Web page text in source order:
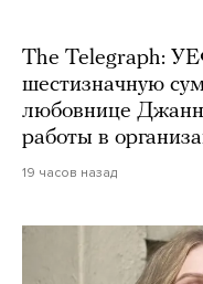
The Telegraph:
шестизначную
любовнице
работы в
19 часов назад